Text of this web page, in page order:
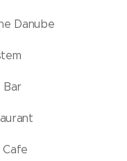
Danube
Bar
Cafe